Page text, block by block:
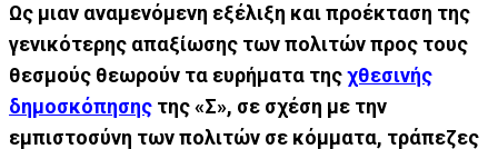
Ως μιαν αναμενόμενη εξέλιξη και προέκταση της
γενικότερης απαξίωσης των πολιτών προς τους
θεσμούς θεωρούν τα ευρήματα τηςχθεσινής
δημοσκόπησης της «Σ», σε σχέση με την
εμπιστοσύνη των πολιτών σε κόμματα, τράπεζες